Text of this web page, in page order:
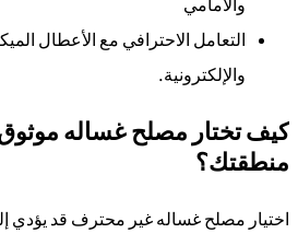
والأمامي
التعامل الاحترافي مع الأعطال
والإلكترونية.
كيف تختار مصلح غساله
منطقتك؟
اختيار مصلح غساله غير محترف قد يؤدي